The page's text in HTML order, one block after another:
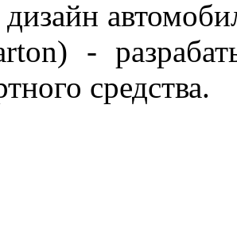
-
средства.